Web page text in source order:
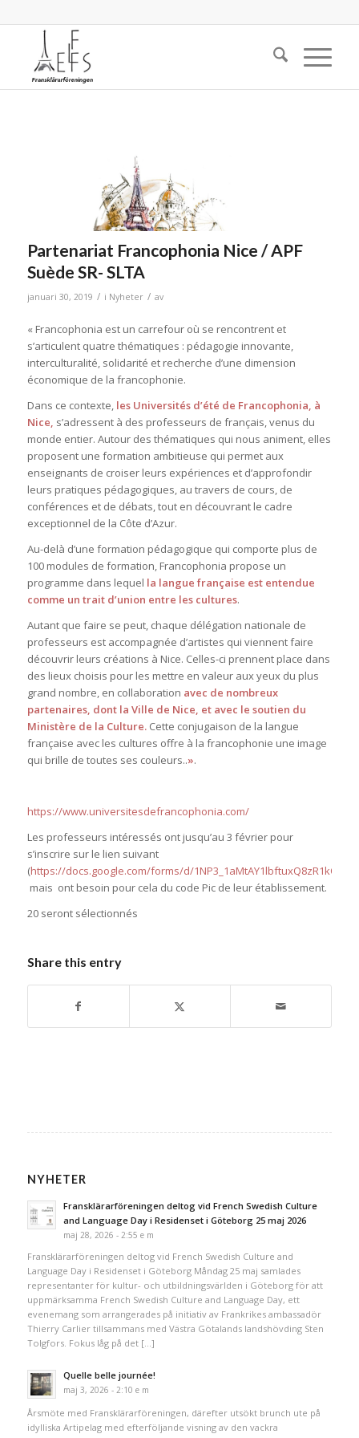
Partenariat Francophonia Nice / APF
Suède SR- SLTA
januari 30, 2019 / i Nyheter / av
« Francophonia est un carrefour où se rencontrent et
s’articulent quatre thématiques : pédagogie innovante,
interculturalité, solidarité et recherche d’une dimension
économique de la francophonie.
Dans ce contexte, les Universités d’été de Francophonia, à
Nice, s’adressent à des professeurs de français, venus du
monde entier. Autour des thématiques qui nous animent, elles
proposent une formation ambitieuse qui permet aux
enseignants de croiser leurs expériences et d’approfondir
leurs pratiques pédagogiques, au travers de cours, de
conférences et de débats, tout en découvrant le cadre
exceptionnel de la Côte d’Azur.
Au-delà d’une formation pédagogique qui comporte plus de
100 modules de formation, Francophonia propose un
programme dans lequel la langue française est entendue
comme un trait d’union entre les cultures.
Autant que faire se peut, chaque délégation nationale de
professeurs est accompagnée d’artistes qui viennent faire
découvrir leurs créations à Nice. Celles-ci prennent place dans
des lieux choisis pour les mettre en valeur aux yeux du plus
grand nombre, en collaboration avec de nombreux
partenaires, dont la Ville de Nice, et avec le soutien du
Ministère de la Culture. Cette conjugaison de la langue
française avec les cultures offre à la francophonie une image
qui brille de toutes ses couleurs..».
https://www.universitesdefrancophonia.com/
Les professeurs intéressés ont jusqu’au 3 février pour
s’inscrire sur le lien suivant
(https://docs.google.com/forms/d/
mais ont besoin pour cela du code Pic de leur établissement.
20 seront sélectionnés
Share this entry
NYHETER
Fransklärarföreningen deltog vid French Swedish Culture
and Language Day i Residenset i Göteborg 25 maj 2026
maj 28, 2026 - 2:55 e m
Fransklärarföreningen deltog vid French Swedish Culture and
Language Day i Residenset i Göteborg Måndag 25 maj samlades
representanter för kultur- och utbildningsvärlden i Göteborg för att
uppmärksamma French Swedish Culture and Language Day, ett
evenemang som arrangerades på initiativ av Frankrikes ambassadör
Thierry Carlier tillsammans med Västra Götalands landshövding Sten
Tolgfors. Fokus låg på det […]
Quelle belle journée!
maj 3, 2026 - 2:10 e m
Årsmöte med Fransklärarföreningen, därefter utsökt brunch ute på
idylliska Artipelag med efterföljande visning av den vackra